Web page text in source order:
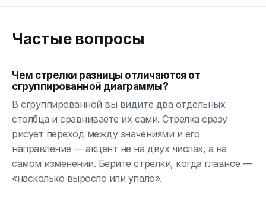
Частые вопросы
Чем стрелки разницы отличаются от
сгруппированной диаграммы?
В сгруппированной вы видите два отдельных
столбца и сравниваете их сами. Стрелка сразу
рисует переход между значениями и его
направление — акцент не на двух числах, а на
самом изменении. Берите стрелки, когда главное —
«насколько выросло или упало».